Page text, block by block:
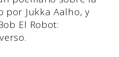
por Jukka Aalho, y
El Robot: